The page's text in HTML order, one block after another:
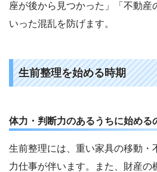
座が後から見つかった」「不動産
いった混乱を防げます。
生前整理を始める時期
体力・判断力のあるうちに始める
生前整理には、重い家具の移動・
力仕事が伴います。また、財産の